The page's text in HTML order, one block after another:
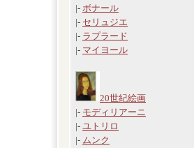
|- ボナール
|- セリュジエ
|- ラプラード
|- マイヨール
20世紀絵画
|- モディリアーニ
|- ユトリロ
|- ムンク